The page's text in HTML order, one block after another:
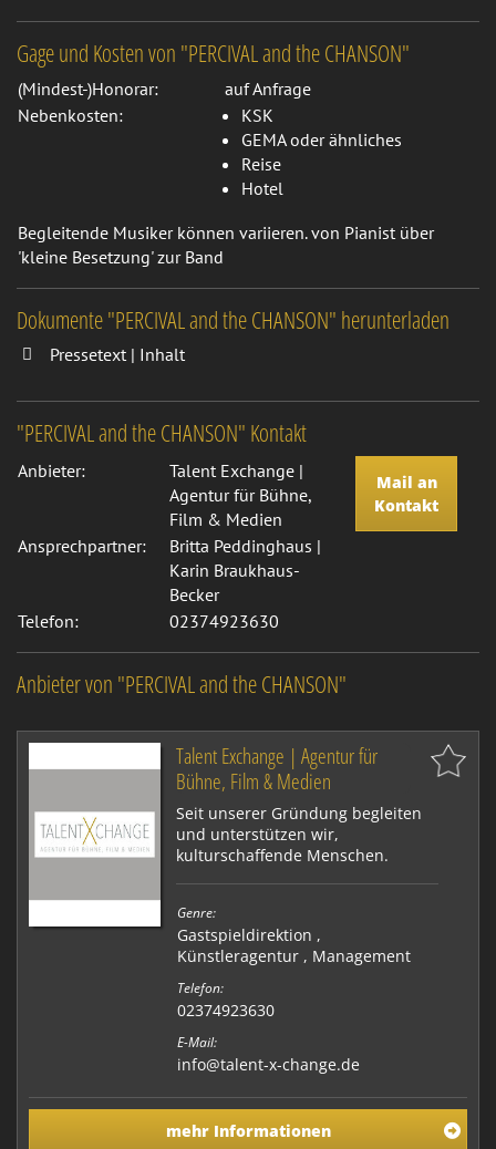
Gage und Kosten von "PERCIVAL and the CHANSON"
(Mindest-)Honorar:
auf Anfrage
Nebenkosten:
KSK
GEMA oder ähnliches
Reise
Hotel
Begleitende Musiker können variieren. von Pianist über
'kleine Besetzung' zur Band
Dokumente "PERCIVAL and the CHANSON" herunterladen
Pressetext | Inhalt
"PERCIVAL and the CHANSON" Kontakt
Mail an
Kontakt
Anbieter:
Talent Exchange |
Agentur für Bühne,
Film & Medien
Ansprechpartner:
Britta Peddinghaus |
Karin Braukhaus-
Becker
Telefon:
02374923630
Anbieter von "PERCIVAL and the CHANSON"
Talent Exchange | Agentur für
Bühne, Film & Medien
Seit unserer Gründung begleiten
und unterstützen wir,
kulturschaffende Menschen.
Genre:
Gastspieldirektion ,
Künstleragentur, Management
Telefon:
02374923630
E-Mail:
info@talent-x-change.de
mehr Informationen